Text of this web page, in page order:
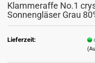
Klammeraffe No.1
Sonnengläser Grau
Lieferzeit: